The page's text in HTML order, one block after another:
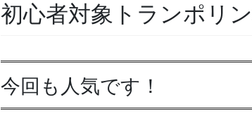
初心者対象トランポリ
今回も人気です！